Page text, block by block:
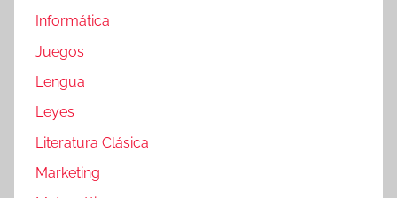
Informática
Juegos
Lengua
Leyes
Literatura Clásica
Marketing